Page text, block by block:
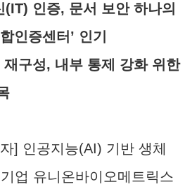
인증, 문서 보안 하나의
인증센터’ 인기
구성, 내부 통제 강화 위한
] 인공지능(AI) 기반 생체
업 유니온바이오메트릭스